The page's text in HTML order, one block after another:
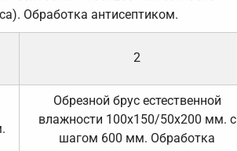
Обработка антисептиком.
2
Обрезной брус естественной
влажности 100х150/50х200 мм. с
шагом 600 мм. Обработка